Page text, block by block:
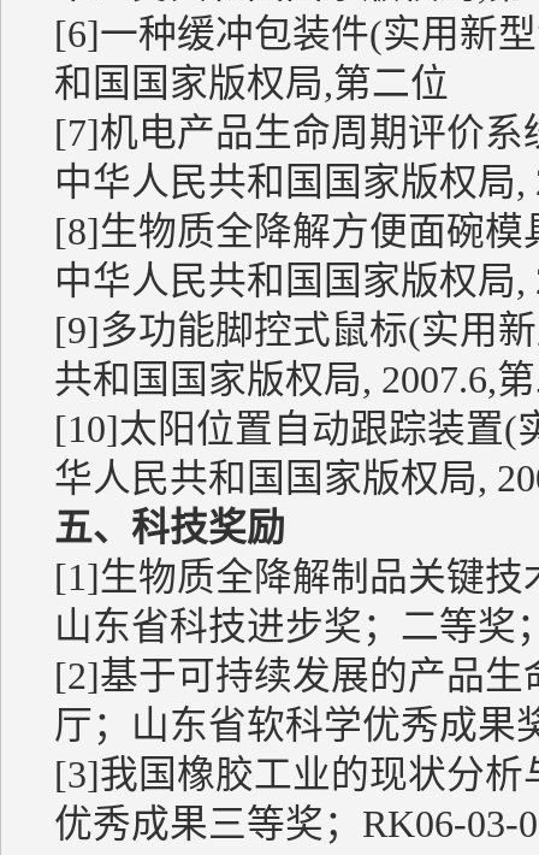
[6]一种缓冲包装件(实用新
和国国家版权局,第二位
[7]机电产品生命周期评价系
中华人民共和国国家版权局,
[8]生物质全降解方便面碗模
中华人民共和国国家版权局,
[9]多功能脚控式鼠标(实用
共和国国家版权局, 2007.6,
[10]太阳位置自动跟踪装置(
华人民共和国国家版权局,
五、科技奖励
[1]生物质全降解制品关键
山东省科技进步奖；二等奖
[2]基于可持续发展的产品
厅；山东省软科学优秀成果
[3]我国橡胶工业的现状分
优秀成果三等奖；RK06-03-